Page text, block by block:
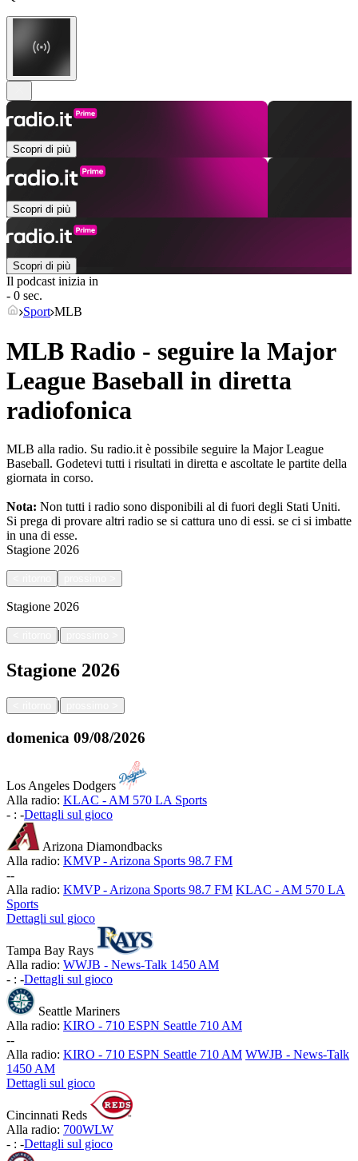
Scopri di più
Scopri di più
Scopri di più
Il podcast inizia in
- 0 sec.
Sport MLB
MLB Radio - seguire la Major
League Baseball in diretta
radiofonica
MLB alla radio. Su radio.it è possibile seguire la Major League
Baseball. Godetevi tutti i risultati in diretta e ascoltate le partite della
giornata in corso.
Nota: Non tutti i radio sono disponibili al di fuori degli Stati Uniti.
Si prega di provare altri radio se si cattura uno di essi. se ci si imbatte
in una di esse.
Stagione 2026
Stagione 2026
|
Stagione 2026
|
domenica 09/08/2026
Los Angeles Dodgers
Alla radio: KLAC - AM 570 LA Sports
- : -Dettagli sul gioco
Arizona Diamondbacks
Alla radio: KMVP - Arizona Sports 98.7 FM
--
Alla radio: KMVP - Arizona Sports 98.7 FM KLAC - AM 570 LA
Sports
Dettagli sul gioco
Tampa Bay Rays
Alla radio: WWJB - News-Talk 1450 AM
- : -Dettagli sul gioco
Seattle Mariners
Alla radio: KIRO - 710 ESPN Seattle 710 AM
--
Alla radio: KIRO - 710 ESPN Seattle 710 AM WWJB - News-Talk
1450 AM
Dettagli sul gioco
Cincinnati Reds
Alla radio: 700WLW
- : -Dettagli sul gioco